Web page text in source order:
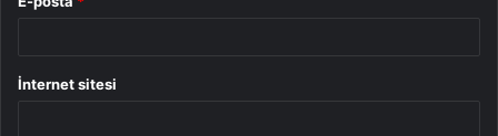
İnternet sitesi